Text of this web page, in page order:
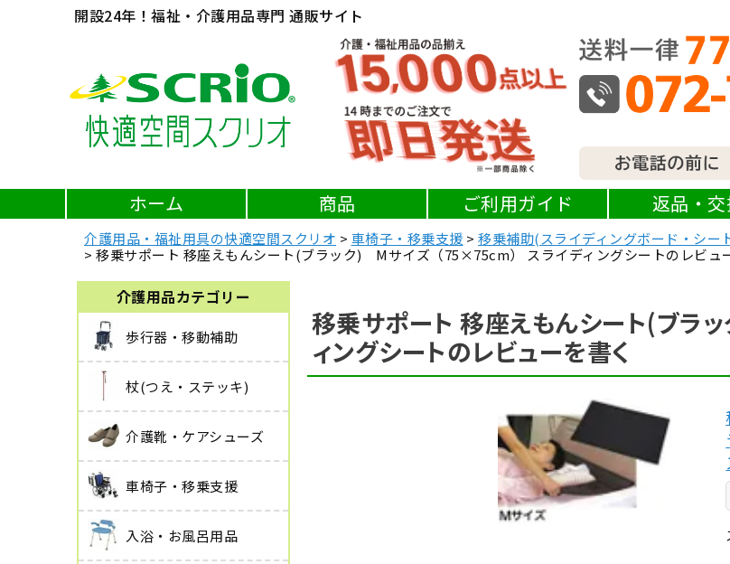
開設24年！福祉・介護用品専門 通販サイト
ホーム 商品 ご利用ガイド 返品・
介護用品・福祉用具の快適空間スクリオ 車椅子・移乗支援
移乗補助(スライディングボード・シー
移乗サポート 移座えもんシート(ブラック) Mサイズ（75×75cm） スライディングシートのレビュ
介護用品カテゴリー
歩行器・移動補助
杖(つえ・ステッキ)
介護靴・ケアシューズ
車椅子・移乗支援
入浴・お風呂用品
移乗サポート 移座えもんシート(ブラ
ィングシートのレビューを書く